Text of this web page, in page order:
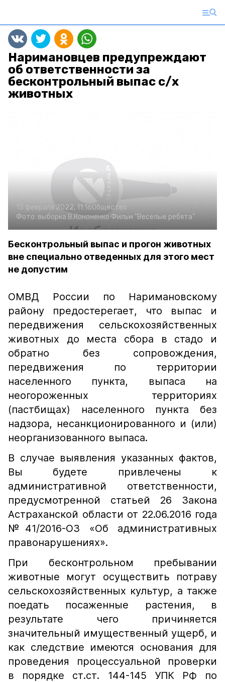
Наримановцев предупреждают
об ответственности за
бесконтрольный выпас с/х
животных
13 февраля 2022, 11:16Общество
Фото: выборка В.Кононенко Фильм "Веселые ребята"
Бесконтрольный выпас и прогон животных
вне специально отведенных для этого мест
не допустим
ОМВД России по Наримановскому
району предостерегает, что выпас и
передвижения сельскохозяйственных
животных до места сбора в стадо и
обратно без сопровождения,
передвижения по территории
населенного пункта, выпаса на
неогороженных территориях
(пастбищах) населенного пункта без
надзора, несанкционированного и (или)
неорганизованного выпаса.
В случае выявления указанных фактов,
Вы будете привлечены к
административной ответственности,
предусмотренной статьей 26 Закона
Астраханской области от 22.06.2016 года
№41/2016-ОЗ «Об административных
правонарушениях».
При бесконтрольном пребывании
животные могут осуществить потраву
сельскохозяйственных культур, а также
поедать посаженные растения, в
результате чего причиняется
значительный имущественный ущерб, и
как следствие имеются основания для
проведения процессуальной проверки
в порядке ст.ст. 144-145 УПК РФ по